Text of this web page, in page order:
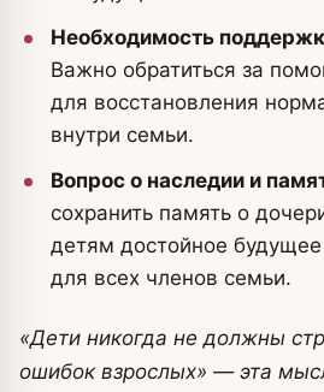
Необходимость
Важно обратиться за
для восстановления
внутри семьи.
Вопрос о наследии и
сохранить память о
детям достойное
для всех членов семьи.
«Дети никогда не должны
ошибок взрослых» — эта